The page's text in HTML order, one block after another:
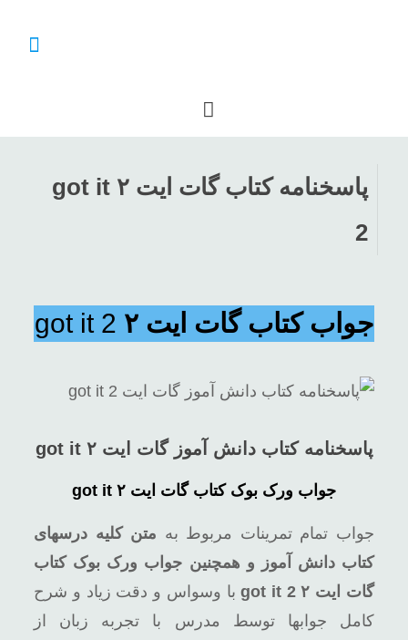
پاسخنامه کتاب گات ایت ۲ got it
2
جواب کتاب گات ایت ۲ got it 2
پاسخنامه کتاب دانش آموز گات ایت ۲ got it
جواب ورک بوک کتاب گات ایت ۲ got it
جواب تمام تمرینات مربوط به متن کلیه درسهای
کتاب دانش آموز و همچنین جواب ورک بوک کتاب
گات ایت ۲ got it 2
با وسواس و دقت زیاد و شرح
کامل جوابها توسط مدرس با تجربه زبان از